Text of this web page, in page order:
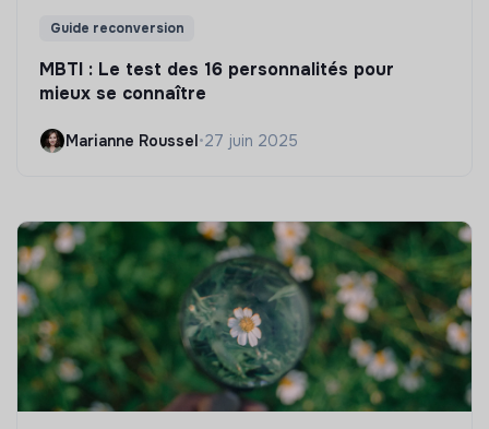
Guide reconversion
MBTI : Le test des 16 personnalités pour
mieux se connaître
Marianne Roussel•27 juin 2025